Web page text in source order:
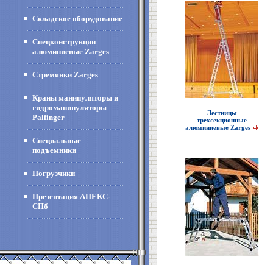
Складское оборудование
Спецконструкции
алюминиевые Zarges
Стремянки Zarges
Краны манипуляторы и
гидроманипуляторы
Palfinger
Специальные
подъемники
Погрузчики
Презентация АПЕКС-
СПб
Лестницы
трехсекционные
алюминиевые Zarges